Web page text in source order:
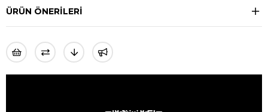
ÜRÜN ÖNERILERI